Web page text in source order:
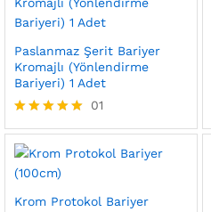
Paslanmaz Şerit Bariyer
Kromajlı (Yönlendirme
Bariyeri) 1 Adet
5 üzerinden
5.00
oy aldı
01
Krom Protokol Bariyer